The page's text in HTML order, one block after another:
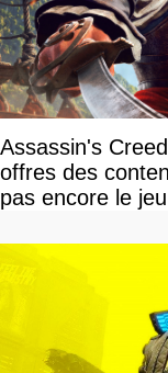
Assassin's
offres des
pas encore le jeu